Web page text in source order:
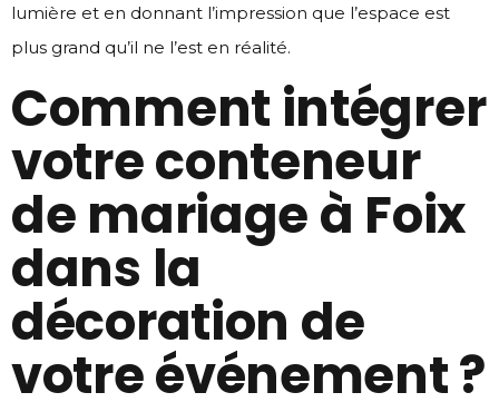
lumière et en donnant l’impression que l’espace est
plus grand qu’il ne l’est en réalité.
Comment intégrer
votre conteneur
de mariage à Foix
dans la
décoration de
votre événement ?